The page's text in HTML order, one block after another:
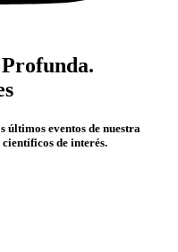
eventos de nuestra
de interés.